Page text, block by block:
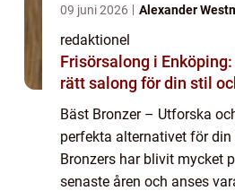
09 juni 2026 Alexander
redaktionel
Frisörsalong i
rätt salong för din stil
Bäst Bronzer – Utforska
perfekta alternativet för din
Bronzers har blivit mycket
senaste åren och anses